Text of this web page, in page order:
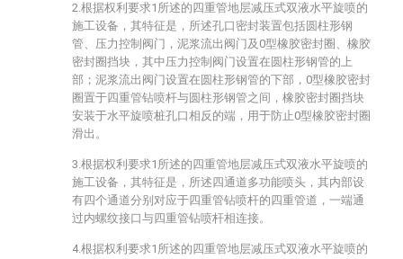
2.根据权利要求1所述的四重管地层减压式双液水平旋喷的
施工设备，其特征是，所述孔口密封装置包括圆柱形钢
管、压力控制阀门，泥浆流出阀门及0型橡胶密封圈、橡胶
密封圈挡块，其中压力控制阀门设置在圆柱形钢管的上
部；泥浆流出阀门设置在圆柱形钢管的下部，0型橡胶密封
圈置于四重管钻喷杆与圆柱形钢管之间，橡胶密封圈挡块
安装于水平旋喷桩孔口相反的端，用于防止0型橡胶密封圈
滑出。
3.根据权利要求1所述的四重管地层减压式双液水平旋喷的
施工设备，其特征是，所述四通道多功能喷头，其内部设
有四个通道分别对应于四重管钻喷杆的四重管道，一端通
过内螺纹接口与四重管钻喷杆相连接。
4.根据权利要求1所述的四重管地层减压式双液水平旋喷的